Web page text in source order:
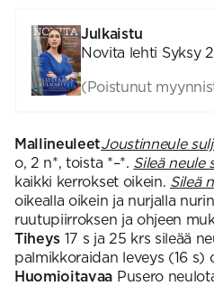
Julkaistu
Novita lehti Syksy
(Poistunut
MallineuleetJoustinneule
o, 2 n*, toista *–*. Sileä neule
kaikki kerrokset oikein. Sileä
oikealla oikein ja nurjalla
ruutupiirroksen ja ohjeen
Tiheys 17 s ja 25 krs sileää
palmikkoraidan leveys (16 s)
Huomioitavaa Pusero